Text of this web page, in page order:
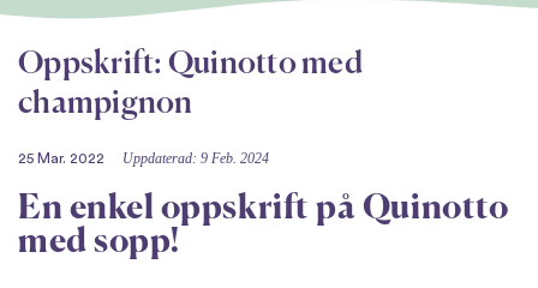
Oppskrift: Quinotto med
champignon
25 Mar. 2022 Uppdaterad: 9 Feb. 2024
En enkel oppskrift på Quinotto
med sopp!